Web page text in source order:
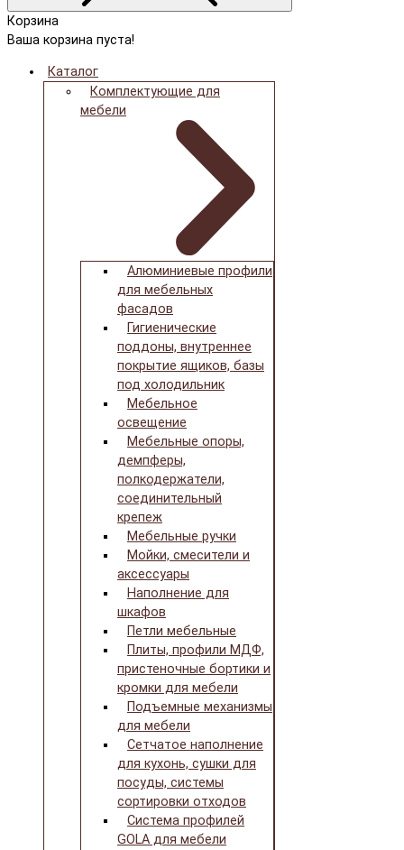
Корзина
Ваша корзина пуста!
Каталог
Комплектующие для
мебели
Алюминиевые профили
для мебельных
фасадов
Гигиенические
поддоны, внутреннее
покрытие ящиков, базы
под холодильник
Мебельное
освещение
Мебельные опоры,
демпферы,
полкодержатели,
соединительный
крепеж
Мебельные ручки
Мойки, смесители и
аксессуары
Наполнение для
шкафов
Петли мебельные
Плиты, профили МДФ,
пристеночные бортики и
кромки для мебели
Подъемные механизмы
для мебели
Сетчатое наполнение
для кухонь, сушки для
посуды, системы
сортировки отходов
Система профилей
GOLA для мебели